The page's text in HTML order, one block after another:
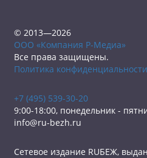
© 2013—2026
ООО «Компания Р-Медиа»
Все права защищены.
Политика конфиденциальности
+7 (495) 539-30-20
9:00-18:00, понедельник -
info@ru-bezh.ru
Сетевое издание RUБЕЖ,